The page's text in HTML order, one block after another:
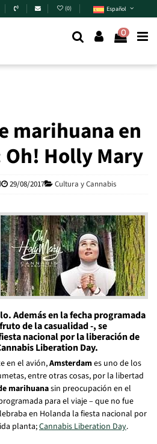
(0) Español
0
marihuana en
Holly Mary
29/08/2017 Cultura y Cannabis
Además en la fecha programada
de la casualidad -, se
nacional por la liberación de
Liberation Day.
en el avión,Amsterdames uno de los
entre otras cosas, por la libertad
marihuanasin preocupación en el
para el viaje – que no fue
en Holanda la fiesta nacional por
planta;Cannabis Liberation Day.